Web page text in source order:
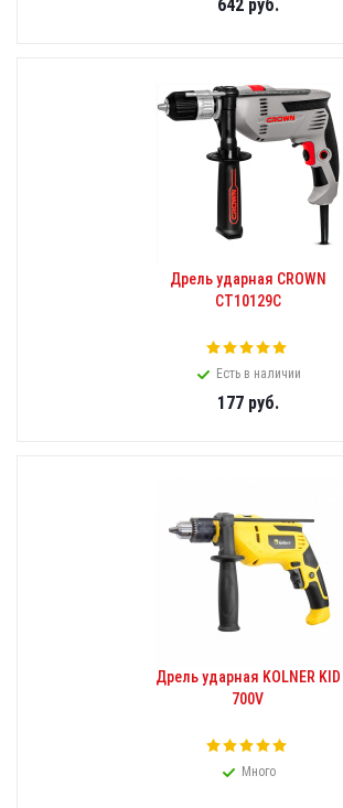
642руб.
Дрель ударная CROWN
CT10129C
Есть в наличии
177руб.
Дрель ударная KOLNER KID
700V
Много